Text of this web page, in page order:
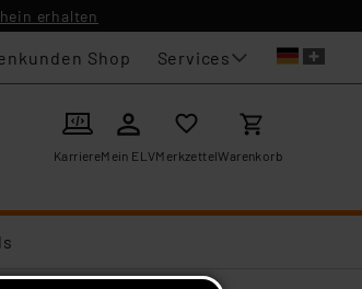
erhalten
Shop Services
KarriereMein ELVMerkzettelWarenkorb